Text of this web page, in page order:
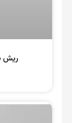
ریش